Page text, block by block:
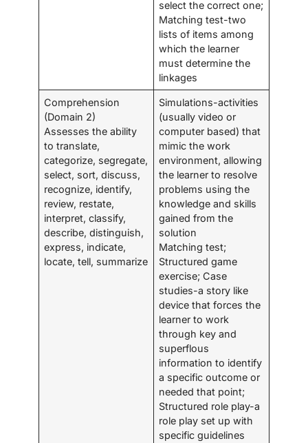
select the correct one;
Matching test-two
lists of items among
which the learner
must determine the
linkages
Comprehension
(Domain 2)
Assesses the ability
to translate,
categorize, segregate,
select, sort, discuss,
recognize, identify,
review, restate,
interpret, classify,
describe, distinguish,
express, indicate,
locate, tell, summarize
Simulations-activities
(usually video or
computer based) that
mimic the work
environment, allowing
the learner to resolve
problems using the
knowledge and skills
gained from the
solution
Matching test;
Structured game
exercise; Case
studies-a story like
device that forces the
learner to work
through key and
superflous
information to identify
a specific outcome or
needed that point;
Structured role play-a
role play set up with
specific guidelines